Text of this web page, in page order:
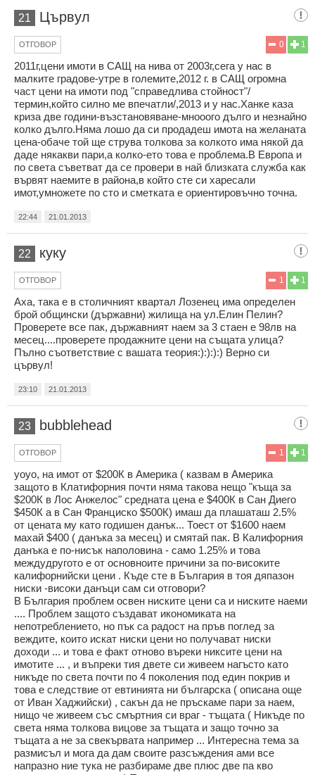
21 Цървул
1
0
ОТГОВОР
2011г,цени имоти в САЩ на нива от 2003г,сега у нас в
малките градове-утре в големите,2012 г. в САЩ огромна
част цени на имоти под "справедлива стойност"/
термин,който силно ме впечатли/,2013 и у нас.Ханке каза
криза две години-възстановяване-мнооого дълго и незнайно
колко дълго.Няма лошо да си продадеш имота на желаната
цена-обаче той ще струва толкова за колкото има някой да
даде някакви пари,а колко-ето това е проблема.В Европа и
по света съветват да се провери в най близката служба как
вървят наемите в района,в който сте си харесали
имот,умножете по сто и сметката е ориентировъчно точна.
22:44 21.01.2013
22 куку
1
1
ОТГОВОР
Aха, така е в столичният квартал Лозенец има определен
брой общински (държавни) жилища на ул.Елин Пелин?
Проверете все пак, държавният наем за 3 стаен е 98лв на
месец....проверете продажните цени на същата улица?
Пълно съответствие с вашата теория:):):):) Верно си
цървул!
23:10 21.01.2013
23 bubblehead
1
1
ОТГОВОР
yoyo, на имот от $200К в Америка ( казвам в Америка
защото в Клатифорния почти няма такова нещо "къща за
$200К в Лос Анжелос" средната цена е $400К в Сан Диего
$450К а в Сан Франциско $500К) имаш да плашаташ 2.5%
от цената му като годишен данък... Тоест от $1600 наем
махай $400 ( данъка за месец) и смятай пак. В Калифорния
данъка е по-нисък наполовина - само 1.25% и това
междудругото е от основноите причини за по-високите
калифорнийски цени . Къде сте в България в тоя дяпазон
ниски -високи данъци сам си отговори?
В България проблем освен ниските цени са и ниските наеми
.... Проблем защотo създават икономиката на
непотреблението, но пък са радост на пръв поглед за
веждите, които искат ниски цени но получават ниски
доходи ... и това е факт отново въреки никсите цени на
имотите ... , и въпреки тия двете си живеем нагъсто като
никъде по света почти по 4 поколения под един покрив и
това е следствие от евтинията ни българска ( описана още
от Иван Хаджийски) , сакън да не пръскаме пари за наем,
нищо че живеем със смъртния си враг - тъщата ( Никъде по
света няма толкова вицове за тъщата и защо точно за
тъщата а не за свекървата например ... Интересна тема за
размисъл и мога да дам своите разсъждения ами все
напразно ние тука не разбираме две плюс две па кво